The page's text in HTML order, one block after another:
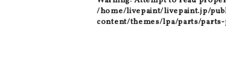
/home/livepaint/livepaint.jp/
content/themes/lpa/parts/